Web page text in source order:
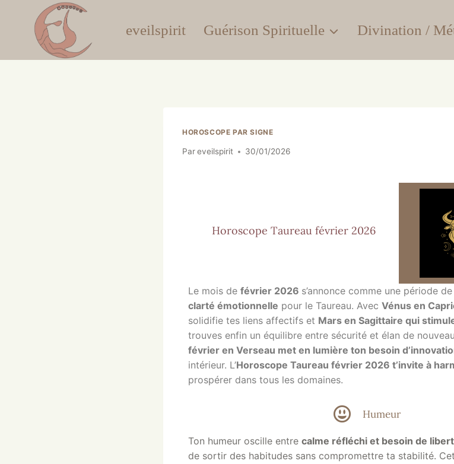
eveilspirit Guérison Spirituelle Divination /
HOROSCOPE PAR SIGNE
Pareveilspirit 30/01/2026
Horoscope Taureau février 2026
Le mois de février 2026 s’annonce comme une période de
clarté émotionnelle pour le Taureau. Avec Vénus en
solidifie tes liens affectifs et Mars en Sagittaire qui
trouves enfin un équilibre entre sécurité et élan de
février en Verseau met en lumière ton besoin
intérieur. L’Horoscope Taureau février 2026 t’invite à
prospérer dans tous les domaines.
Humeur
Ton humeur oscille entre calme réfléchi et besoin de
de sortir des habitudes sans compromettre ta stabilité.